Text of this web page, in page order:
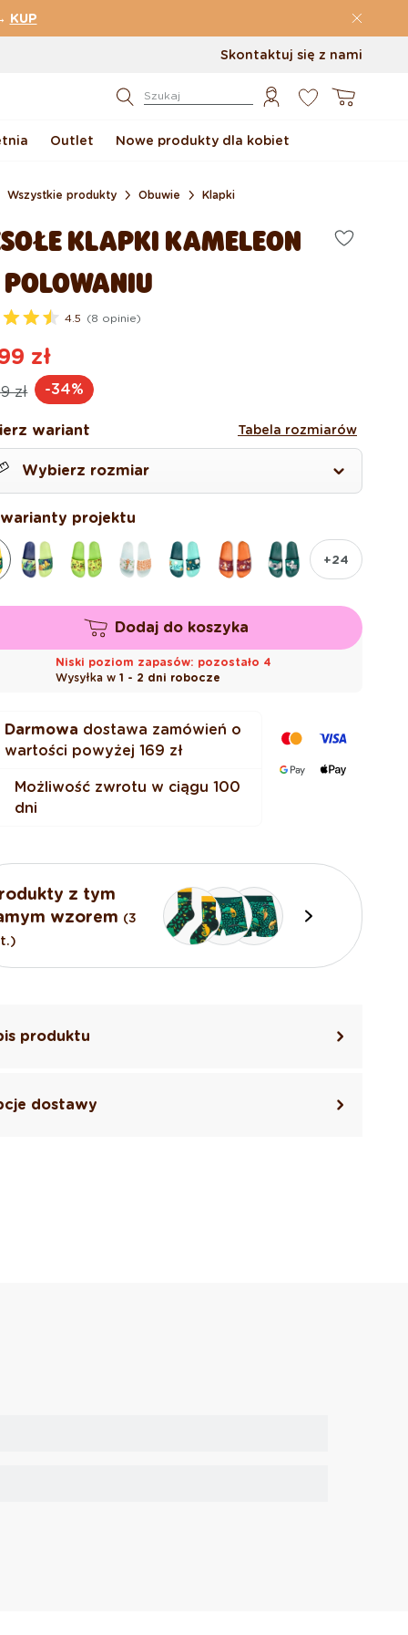
KUP
Skontaktuj się z nami
Szukaj Koszyk
Outlet Nowe produkty dla kobiet
Wszystkie produkty Obuwie Klapki
KLAPKI KAMELEON
4.5 (8 opinie)
zł
zł
-34%
wariant Tabela rozmiarów
Wybierz rozmiar
projektu
+24
Dodaj do koszyka
Niski poziom zapasów: pozostało 4
Wysyłka w 1 - 2 dni robocze
Darmowa dostawa zamówień o
wartości powyżej 169 zł
Możliwość zwrotu w ciągu 100
dni
z tym
wzorem (3
produktu
dostawy